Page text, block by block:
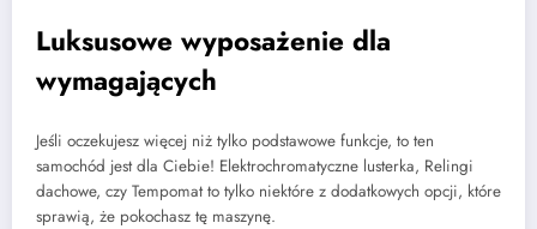
Luksusowe wyposażenie dla
wymagających
Jeśli oczekujesz więcej niż tylko podstawowe funkcje, to ten
samochód jest dla Ciebie! Elektrochromatyczne lusterka, Relingi
dachowe, czy Tempomat to tylko niektóre z dodatkowych opcji, które
sprawią, że pokochasz tę maszynę.